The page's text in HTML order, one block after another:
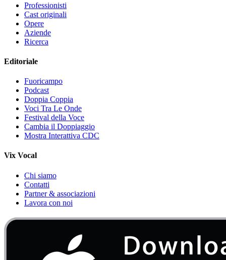
Professionisti
Cast originali
Opere
Aziende
Ricerca
Editoriale
Fuoricampo
Podcast
Doppia Coppia
Voci Tra Le Onde
Festival della Voce
Cambia il Doppiaggio
Mostra Interattiva CDC
Vix Vocal
Chi siamo
Contatti
Partner & associazioni
Lavora con noi